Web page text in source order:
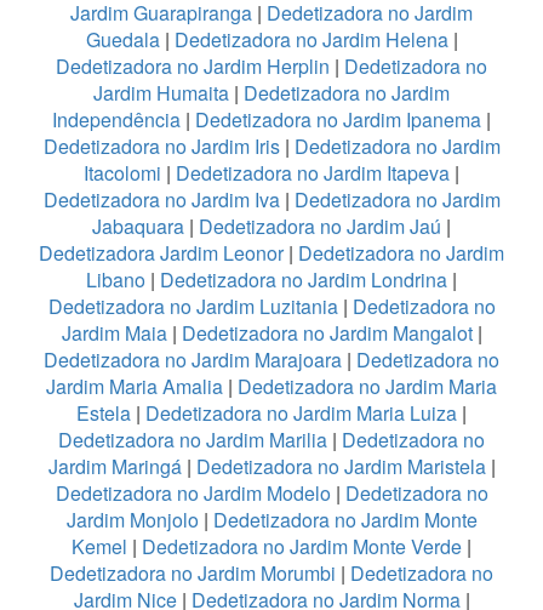
Jardim Guarapiranga | Dedetizadora no Jardim
Guedala| Dedetizadora no Jardim Helena|
Dedetizadora no Jardim Herplin | Dedetizadora no
Jardim Humaita | Dedetizadora no Jardim
Independência | Dedetizadora no Jardim Ipanema |
Dedetizadora no Jardim Iris| Dedetizadora no Jardim
Itacolomi | Dedetizadora no Jardim Itapeva |
Dedetizadora no Jardim Iva| Dedetizadora no Jardim
Jabaquara | Dedetizadora no Jardim Jaú |
Dedetizadora Jardim Leonor| Dedetizadora no Jardim
Libano | Dedetizadora no Jardim Londrina |
Dedetizadora no Jardim Luzitania| Dedetizadora no
Jardim Maia| Dedetizadora no Jardim Mangalot|
Dedetizadora no Jardim Marajoara | Dedetizadora no
Jardim Maria Amalia | Dedetizadora no Jardim Maria
Estela | Dedetizadora no Jardim Maria Luiza |
Dedetizadora no Jardim Marilia | Dedetizadora no
Jardim Maringá| Dedetizadora no Jardim Maristela|
Dedetizadora no Jardim Modelo| Dedetizadora no
Jardim Monjolo| Dedetizadora no Jardim Monte
Kemel | Dedetizadora no Jardim Monte Verde |
Dedetizadora no Jardim Morumbi | Dedetizadora no
Jardim Nice| Dedetizadora no Jardim Norma|